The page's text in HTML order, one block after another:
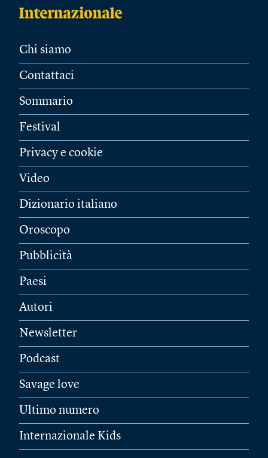
Chi siamo
Contattaci
Sommario
Festival
Privacy e cookie
Video
Dizionario italiano
Oroscopo
Pubblicità
Paesi
Autori
Newsletter
Podcast
Savage love
Ultimo numero
Internazionale Kids